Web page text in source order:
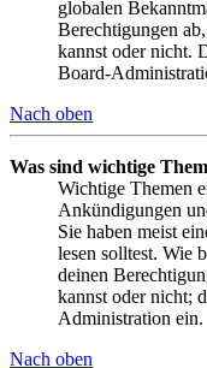
globalen
Berechtigungen
kannst oder nicht.
Board-
Nach oben
Was sind wichtige
Wichtige Themen
Ankündigungen
Sie haben meist
lesen solltest. Wie
deinen
kannst oder nicht;
Administration ein.
Nach oben